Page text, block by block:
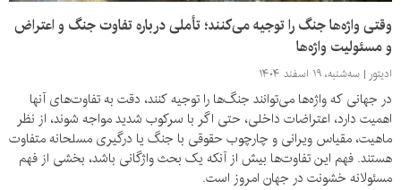
وقتی واژه‌ها جنگ را توجیه می‌کنند؛ تأملی درباره تفاوت جنگ و اعتراض
و مسئولیت واژه‌ها
ادیتور سه‌شنبه، ۱۹ اسفند ۱۴۰۴
در جهانی که واژه‌ها می‌توانند جنگ‌ها را توجیه کنند، دقت به تفاوت‌های آنها
اهمیت دارد، اعتراضات داخلی، حتی اگر با سرکوب شدید مواجه شوند، از نظر
ماهیت، مقیاس ویرانی و چارچوب حقوقی با جنگ یا درگیری مسلحانه متفاوت
هستند. فهم این تفاوت‌ها بیش از آنکه یک بحث واژگانی باشد، بخشی از فهم
مسئولانه خشونت در جهان امروز است.